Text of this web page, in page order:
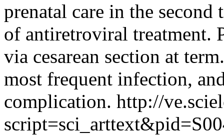
prenatal care in the
of antiretroviral treatment.
via cesarean section at
most frequent infection,
complication. http://